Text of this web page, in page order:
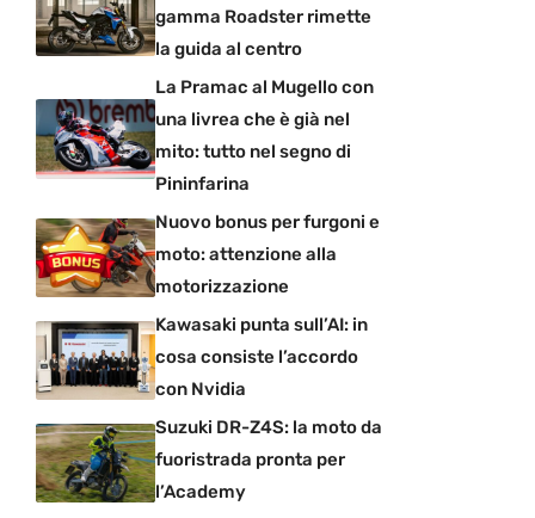
gamma Roadster rimette
la guida al centro
La Pramac al Mugello con
una livrea che è già nel
mito: tutto nel segno di
Pininfarina
Nuovo bonus per furgoni e
moto: attenzione alla
motorizzazione
Kawasaki punta sull’AI: in
cosa consiste l’accordo
con Nvidia
Suzuki DR-Z4S: la moto da
fuoristrada pronta per
l’Academy